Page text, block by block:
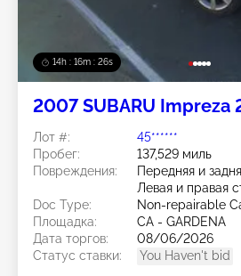
14h : 16m : 23s
2007 SUBARU Impreza
Лот #:
45******
Пробег:
137,529 миль
Повреждения:
Передняя и
Левая и правая
Doc Type:
Non-repairable
Площадка:
CA - GARDENA
Дата торгов:
08/06/2026
Статус ставки:
You Haven't bid